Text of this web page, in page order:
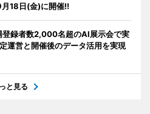
18日(金)に開催!!
登録者数2,000名超のAI展示会で実
運営と開催後のデータ活用を実現
と見る